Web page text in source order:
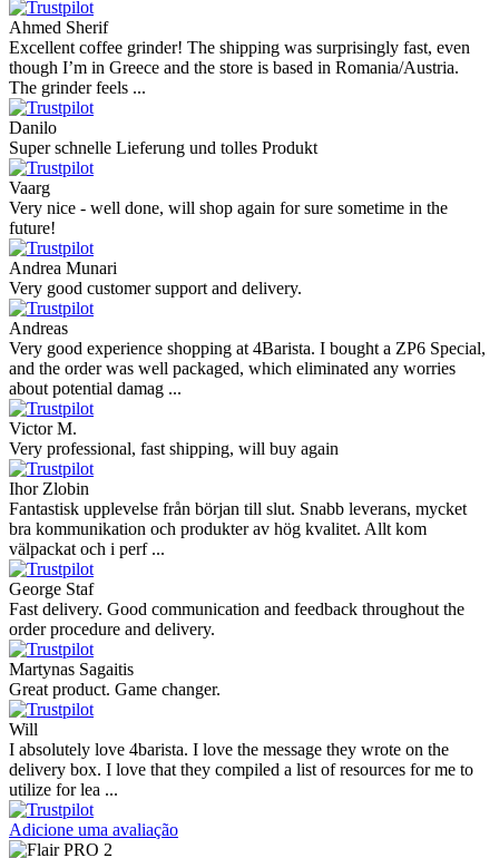
Ahmed Sherif
Excellent coffee grinder! The shipping was surprisingly fast, even
though I’m in Greece and the store is based in Romania/Austria.
The grinder feels ...
Danilo
Super schnelle Lieferung und tolles Produkt
Vaarg
Very nice - well done, will shop again for sure sometime in the
future!
Andrea Munari
Very good customer support and delivery.
Andreas
Very good experience shopping at 4Barista. I bought a ZP6 Special,
and the order was well packaged, which eliminated any worries
about potential damag ...
Victor M.
Very professional, fast shipping, will buy again
Ihor Zlobin
Fantastisk upplevelse från början till slut. Snabb leverans, mycket
bra kommunikation och produkter av hög kvalitet. Allt kom
välpackat och i perf ...
George Staf
Fast delivery. Good communication and feedback throughout the
order procedure and delivery.
Martynas Sagaitis
Great product. Game changer.
Will
I absolutely love 4barista. I love the message they wrote on the
delivery box. I love that they compiled a list of resources for me to
utilize for lea ...
Adicione uma avaliação